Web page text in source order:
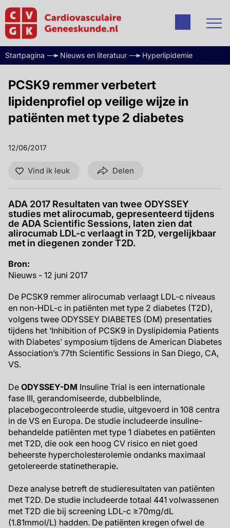
Startpagina Nieuws en literatuur Hyperlipidemie
PCSK9 remmer verbetert
lipidenprofiel op veilige wijze in
patiënten met type 2 diabetes
12/06/2017
Vind ik leuk Delen
ADA 2017 Resultaten van twee ODYSSEY
studies met alirocumab, gepresenteerd tijdens
de ADA Scientific Sessions, laten zien dat
alirocumab LDL-c verlaagt in T2D, vergelijkbaar
met in diegenen zonder T2D.
Bron:
Nieuws - 12 juni 2017
De PCSK9 remmer alirocumab verlaagt LDL-c niveaus
en non-HDL-c in patiënten met type 2 diabetes (T2D),
volgens twee ODYSSEY DIABETES (DM) presentaties
tijdens het ‘Inhibition of PCSK9 in Dyslipidemia Patients
with Diabetes’ symposium tijdens de American Diabetes
Association’s 77th Scientific Sessions in San Diego, CA,
VS.
De ODYSSEY-DM Insuline Trial is een internationale
fase III, gerandomiseerde, dubbelblinde,
placebogecontroleerde studie, uitgevoerd in 108 centra
in de VS en Europa. De studie includeerde insuline-
behandelde patiënten met type 1 diabetes en patiënten
met T2D, die ook een hoog CV risico en niet goed
beheerste hypercholesterolemie ondanks maximaal
getolereerde statinetherapie.
Deze analyse betreft de studieresultaten van patiënten
met T2D. De studie includeerde totaal 441 volwassenen
met T2D die bij screening LDL-c ≥70mg/dL
(1.81mmol/L) hadden. De patiënten kregen ofwel de